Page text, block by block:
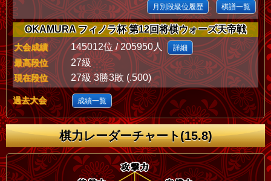
月別段級位履歴 棋譜一覧
OKAMURA フィノラ杯 第12回将棋ウォーズ天帝戦
大会成績 145012位 / 205950人 詳細
最高段位 27級
現在段位 27級 3勝3敗 (.500)
過去大会 成績一覧
棋力レーダーチャート(15.8)